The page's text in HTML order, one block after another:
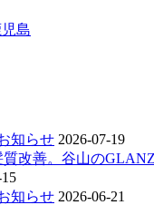
児島
知らせ 2026-07-19
質改善。谷山の
知らせ 2026-06-21